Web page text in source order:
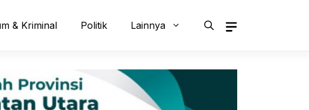
& Kriminal Politik Lainnya